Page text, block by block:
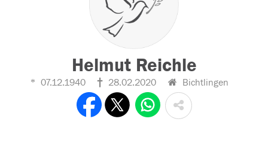
Helmut Reichle
07.12.1940 28.02.2020 Bichtlingen